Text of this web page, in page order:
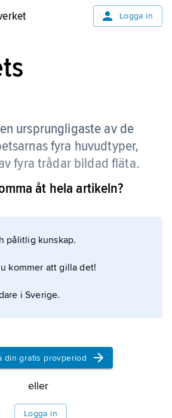
Logga in
ursprungligaste av de
fyra huvudtyper,
fyra trådar bildad fläta.
1500-talet i spetsar från
är nära besläktad med
åt hela artikeln?
pålitlig kunskap.
kommer att gilla det!
i Sverige.
din gratis provperiod
eller
Logga in